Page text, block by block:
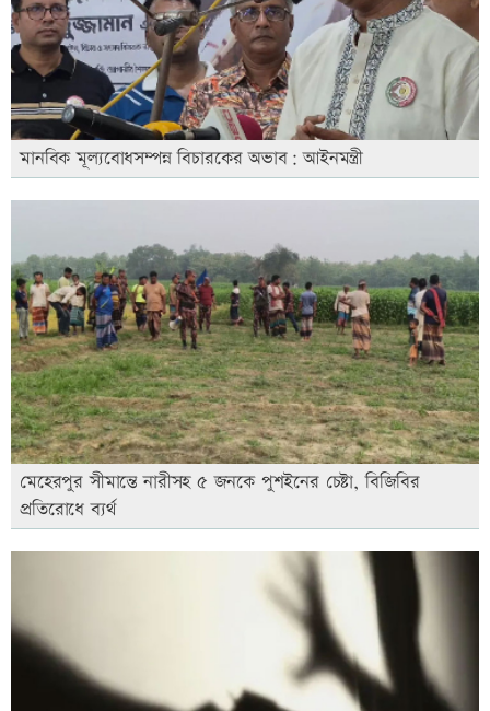
মানবিক মূল্যবোধসম্পন্ন বিচারকের অভাব: আইনমন্ত্রী
মেহেরপুর সীমান্তে নারীসহ ৫ জনকে পুশইনের চেষ্টা, বিজিবির
প্রতিরোধে ব্যর্থ